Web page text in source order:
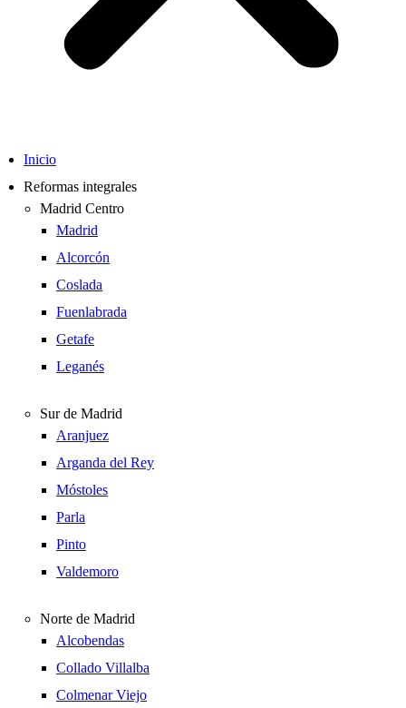
Inicio
Reformas integrales
Madrid Centro
Madrid
Alcorcón
Coslada
Fuenlabrada
Getafe
Leganés
Sur de Madrid
Aranjuez
Arganda del Rey
Móstoles
Parla
Pinto
Valdemoro
Norte de Madrid
Alcobendas
Collado Villalba
Colmenar Viejo